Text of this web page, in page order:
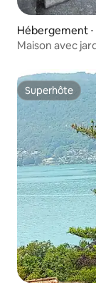
Hébergement ⋅
Maison avec
Superhôte
Superhôte